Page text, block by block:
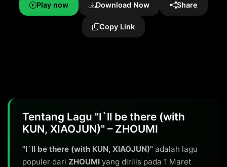
Play now Download Now Share
Copy Link
Tentang Lagu "I`ll be there (with
KUN, XIAOJUN)" – ZHOUMI
"I`ll be there (with KUN, XIAOJUN)" adalah lagu
populer dari ZHOUMI yang dirilis pada 1 Maret